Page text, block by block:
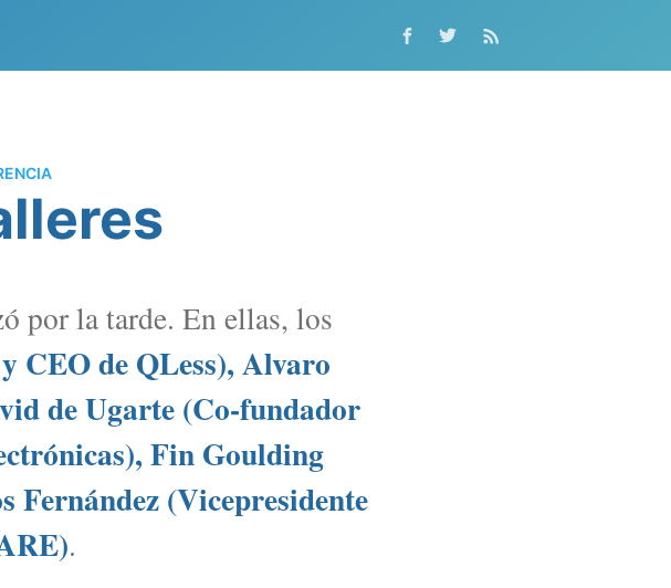
por la tarde. En ellas, los
CEO de QLess), Alvaro
de Ugarte (Co-fundador
Fin Goulding
Fernández (Vicepresidente
.